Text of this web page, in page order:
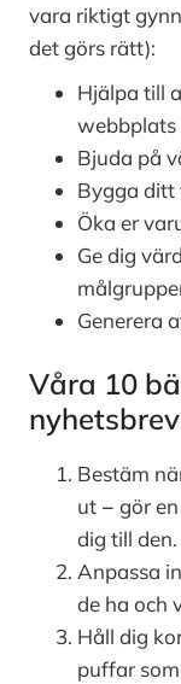
vara riktigt
det görs rätt):
Hjälpa till
webbplats
Bjuda på
Bygga ditt
Öka er
Ge dig
Generera
Våra 10
Bestäm
ut –gör
dig till den.
Anpassa
de ha och
Håll dig
puffar